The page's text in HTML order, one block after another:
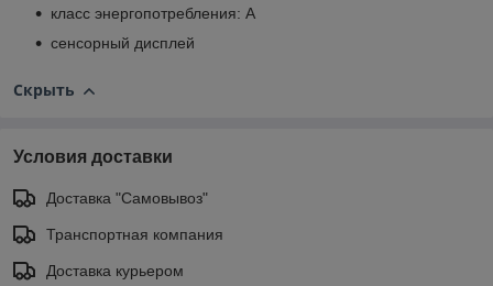
класс энергопотребления: A
сенсорный дисплей
Скрыть
Условия доставки
Доставка "Самовывоз"
Транспортная компания
Доставка курьером